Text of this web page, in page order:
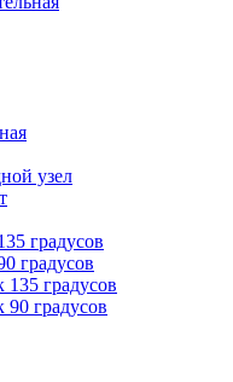
узел
градусов
градусов
градусов
градусов